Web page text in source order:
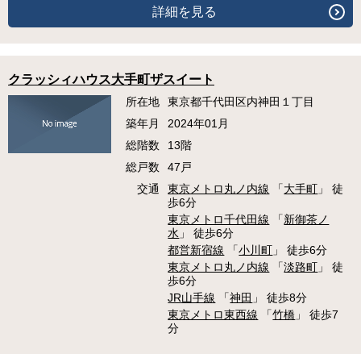
詳細を見る
クラッシィハウス大手町ザスイート
所在地
東京都千代田区内神田１丁目
築年月
2024年01月
総階数
13階
総戸数
47戸
交通
東京メトロ丸ノ内線 「大手町 」 徒
歩6分
東京メトロ千代田線 「新御茶ノ
水 」 徒歩6分
都営新宿線 「小川町 」 徒歩6分
東京メトロ丸ノ内線 「淡路町 」 徒
歩6分
JR山手線 「神田 」 徒歩8分
東京メトロ東西線 「竹橋 」 徒歩7
分